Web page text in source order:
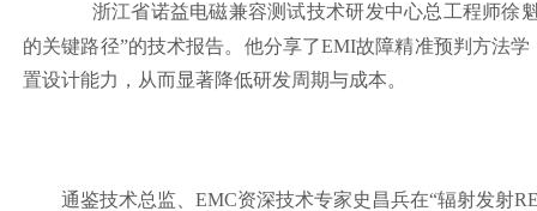
浙江省诺益电磁兼容测试技术研发中心总工程师徐
的关键路径”的技术报告。他分享了EMI故障精准预判方法
置设计能力，从而显著降低研发周期与成本。
通鉴技术总监、EMC资深技术专家史昌兵在“辐射发射